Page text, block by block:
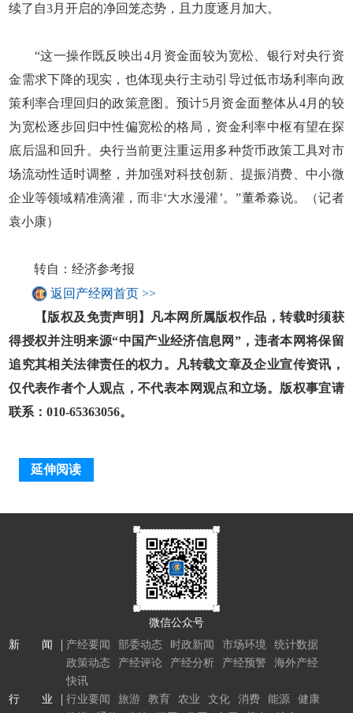
续了自3月开启的净回笼态势，且力度逐月加大。
“这一操作既反映出4月资金面较为宽松、银行对央行资
金需求下降的现实，也体现央行主动引导过低市场利率向政
策利率合理回归的政策意图。预计5月资金面整体从4月的较
为宽松逐步回归中性偏宽松的格局，资金利率中枢有望在探
底后温和回升。央行当前更注重运用多种货币政策工具对市
场流动性适时调整，并加强对科技创新、提振消费、中小微
企业等领域精准滴灌，而非‘大水漫灌’。”董希淼说。（记者
袁小康）
转自：经济参考报
返回产经网首页 >>
【版权及免责声明】凡本网所属版权作品，转载时须获
得授权并注明来源“中国产业经济信息网”，违者本网将保留
追究其相关法律责任的权力。凡转载文章及企业宣传资讯，
仅代表作者个人观点，不代表本网观点和立场。版权事宜请
联系：010-65363056。
延伸阅读
微信公众号
新 闻
产经要闻 部委动态 时政新闻 市场环境
统计数据
政策动态
产经评论 产经分析 产经预警
海外产经
快讯
行 业
行业要闻 旅游 教育 农业 文化 消费 能源
健康